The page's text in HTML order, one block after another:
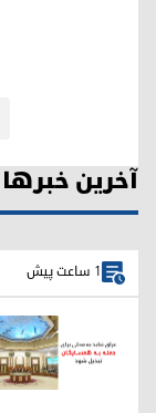
آخرین خبرها
1 ساعت پیش